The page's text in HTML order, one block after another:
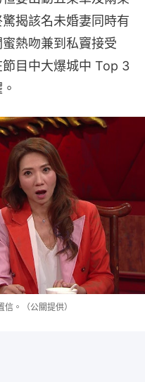
揭該名未婚妻同時有
熱吻兼到私竇接受
節目中大爆城中 Top 3
。（公關提供）